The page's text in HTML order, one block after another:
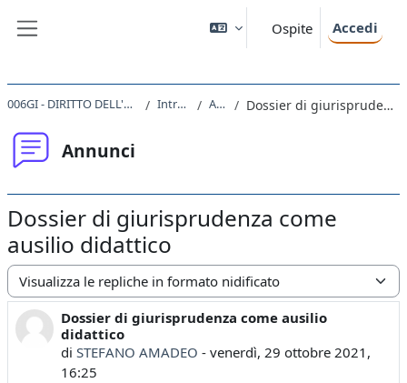
Ospite Accedi
006GI - DIRITTO DELL'UNIONE EUROPEA 2021 Introduzione Annunci Dossier di giurisprudenza come ausilio didattico
Annunci
Dossier di giurisprudenza come
ausilio didattico
Modalità visualizzazione
Dossier di giurisprudenza come ausilio
didattico
diSTEFANO AMADEO -venerdì, 29 ottobre 2021,
16:25
Numero di risposte: 0